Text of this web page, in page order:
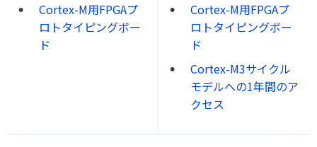
Cortex-M用FPGAプ
ロトタイピングボー
ド
Cortex-M用FPGAプ
ロトタイピングボー
ド
Cortex-M3サイクル
モデルへの1年間のア
クセス